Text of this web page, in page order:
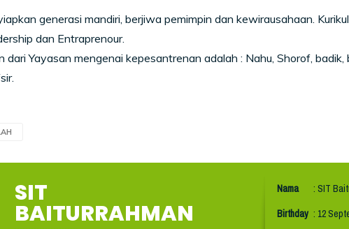
generasi mandiri, berjiwa pemimpin dan kewirausahaan.
dan Entraprenour.
dari Yayasan mengenai kepesantrenan adalah : Nahu, Shorof, badik,
SIT
BAITURRAHMAN
Nama
: SIT
Birthday : 12